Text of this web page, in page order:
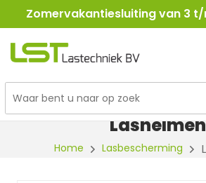
Ga
naar
Zomervakantiesluiting van 3 t/
LST
Lashelmen
Home Lasbescherming